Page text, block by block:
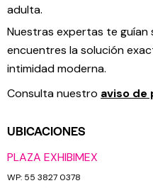
adulta.
Nuestras expertas te guían
encuentres la solución
intimidad moderna.
Consulta nuestro aviso de
UBICACIONES
PLAZA EXHIBIMEX
WP: 55 3827 0378